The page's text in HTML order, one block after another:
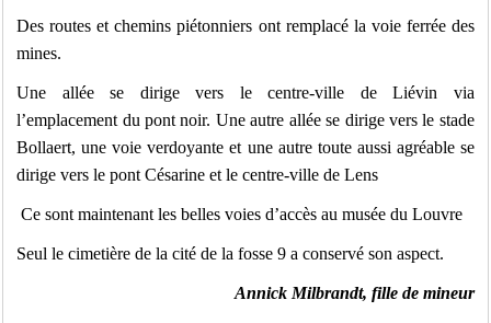
Des routes et chemins piétonniers ont remplacé la voie ferrée des
mines.
Une allée se dirige vers le centre-ville de Liévin via
l’emplacement du pont noir. Une autre allée se dirige vers le stade
Bollaert, une voie verdoyante et une autre toute aussi agréable se
dirige vers le pont Césarine et le centre-ville de Lens
Ce sont maintenant les belles voies d’accès au musée du Louvre
Seul le cimetière de la cité de la fosse 9 a conservé son aspect.
Annick Milbrandt, fille de mineur